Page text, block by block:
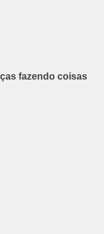
fazendo coisas